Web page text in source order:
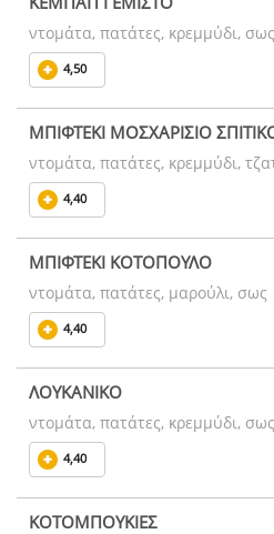
ντομάτα, πατάτες, κρεμμύδι,
4,50
ΜΠΙΦΤΕΚΙ ΜΟΣΧΑΡΙΣΙΟ
ντομάτα, πατάτες, κρεμμύδι,
4,40
ΜΠΙΦΤΕΚΙ ΚΟΤΟΠΟΥΛΟ
ντομάτα, πατάτες, μαρούλι, σως
4,40
ΛΟΥΚΑΝΙΚΟ
ντομάτα, πατάτες, κρεμμύδι, σως
4,40
ΚΟΤΟΜΠΟΥΚΙΕΣ